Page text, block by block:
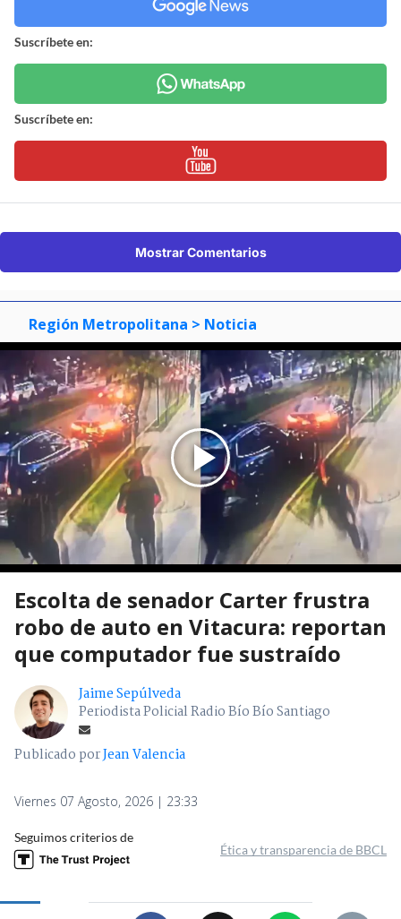
Suscríbete en:
Suscríbete en:
Mostrar Comentarios
Región Metropolitana > Noticia
Escolta de senador Carter frustra
robo de auto en Vitacura: reportan
que computador fue sustraído
Jaime Sepúlveda
Periodista Policial Radio Bío Bío Santiago
Publicado porJean Valencia
Viernes 07 Agosto, 2026 | 23:33
Seguimos criterios de
Ética y transparencia de BBCL